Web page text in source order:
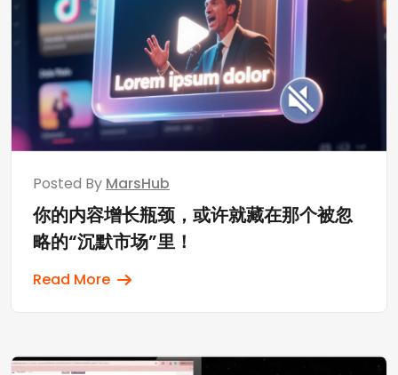
Posted By MarsHub
你的内容增长瓶颈，或许就藏在那个被忽
略的“沉默市场”里！
Read More